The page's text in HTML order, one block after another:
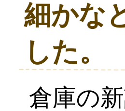
細かな
した。
倉庫の